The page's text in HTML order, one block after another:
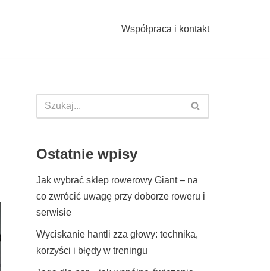
Współpraca i kontakt
Ostatnie wpisy
Jak wybrać sklep rowerowy Giant – na
co zwrócić uwagę przy doborze roweru i
serwisie
Wyciskanie hantli zza głowy: technika,
korzyści i błędy w treningu